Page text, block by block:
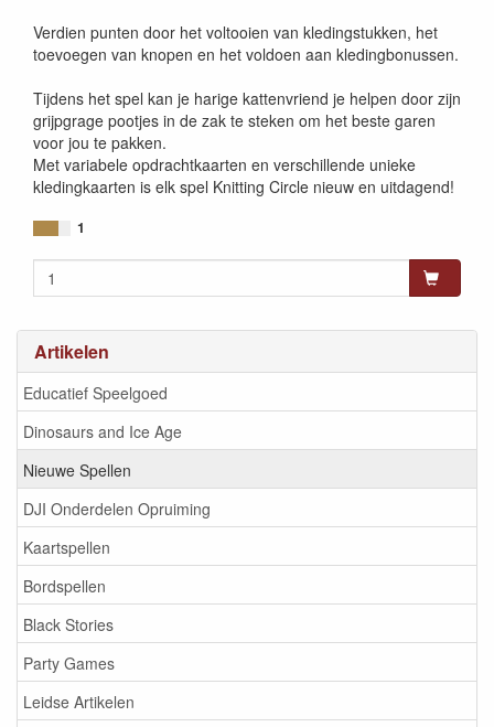
Artikelen
Educatief Speelgoed
Dinosaurs and Ice Age
Nieuwe Spellen
DJI Onderdelen Opruiming
Kaartspellen
Bordspellen
Black Stories
Party Games
Leidse Artikelen
Verdien punten door het voltooien van kledingstukken, het
toevoegen van knopen en het voldoen aan kledingbonussen.
Tijdens het spel kan je harige kattenvriend je helpen door zijn
grijpgrage pootjes in de zak te steken om het beste garen
voor jou te pakken.
Met variabele opdrachtkaarten en verschillende unieke
kledingkaarten is elk spel Knitting Circle nieuw en uitdagend!
1